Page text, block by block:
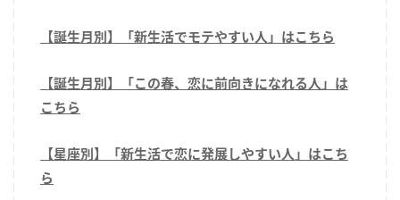
【誕生月別】「新生活でモテやすい人」はこちら
【誕生月別】「この春、恋に前向きになれる人」は
こちら
【星座別】「新生活で恋に発展しやすい人」はこち
ら